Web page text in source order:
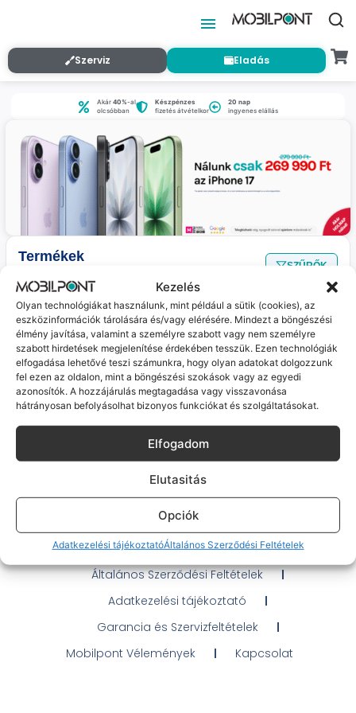
Kezelés
Olyan technológiákat használunk, mint például a sütik (cookies), az
eszközinformációk tárolására és/vagy elérésére. Mindezt a böngészési
élmény javítása, valamint a személyre szabott vagy nem személyre
szabott hirdetések megjelenítése érdekében tesszük. Ezen technológiák
elfogadása lehetővé teszi számunkra, hogy olyan adatokat dolgozzunk
fel ezen az oldalon, mint a böngészési szokások vagy az egyedi
azonosítók. A hozzájárulás megtagadása vagy visszavonása
hátrányosan befolyásolhat bizonyos funkciókat és szolgáltatásokat.
Elfogadom
Elutasitás
Opciók
Adatkezelési tájékoztatóÁltalános Szerződési Feltételek
Szerviz Eladás
Akár40%-al
olcsóbban
Készpénzes
fizetés átvételkor
20 nap
ingyenes elállás
Termékek
SZŰRŐK
Jelenleg nincs ilyen termékünk :(
Gyakran Ismételt Kérdések
Probléma jelentés / Elállás
OTP Áruhitel Tájékoztató
Klarna fizetési tájékoztató
Általános Szerződési Feltételek
Adatkezelési tájékoztató
Garancia és Szervizfeltételek
Mobilpont Vélemények
Kapcsolat